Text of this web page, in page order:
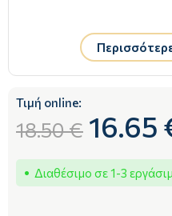
Τιμή online:
18.50 € 16.65
Διαθέσιμο σε 1-3